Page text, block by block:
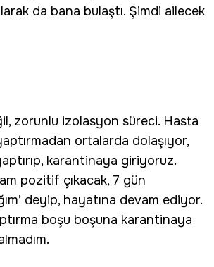
da bana bulaştı. Şimdi ailecek
zorunlu izolasyon süreci. Hasta
ortalarda dolaşıyor,
karantinaya giriyoruz.
pozitif çıkacak, 7 gün
deyip, hayatına devam ediyor.
boşu boşuna karantinaya